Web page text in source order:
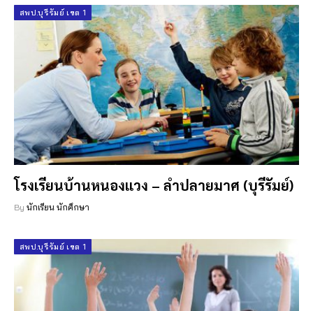
สพป.บุรีรัมย์ เขต 1
โรงเรียนบ้านหนองแวง – ลำปลายมาศ (บุรีรัมย์)
By นักเรียน นักศึกษา
สพป.บุรีรัมย์ เขต 1